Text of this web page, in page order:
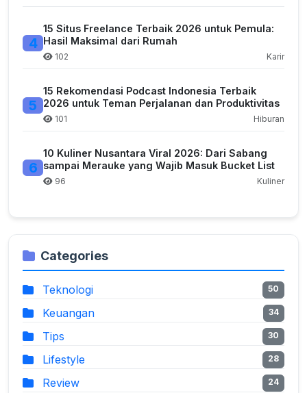
4
15 Situs Freelance Terbaik 2026 untuk Pemula:
Hasil Maksimal dari Rumah
102 Karir
5
15 Rekomendasi Podcast Indonesia Terbaik
2026 untuk Teman Perjalanan dan Produktivitas
101 Hiburan
6
10 Kuliner Nusantara Viral 2026: Dari Sabang
sampai Merauke yang Wajib Masuk Bucket List
96 Kuliner
Categories
Teknologi 50
Keuangan 34
Tips 30
Lifestyle 28
Review 24